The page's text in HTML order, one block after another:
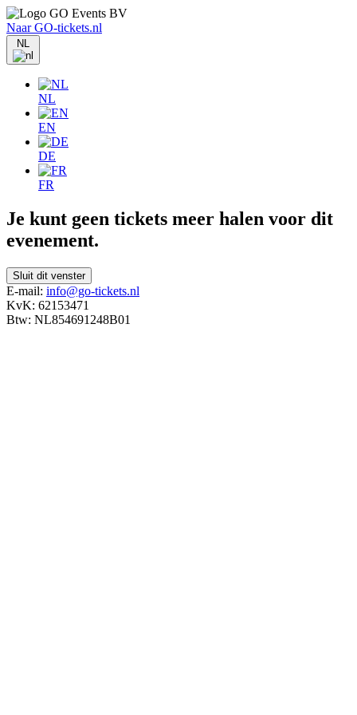
Naar GO-tickets.nl
NL
NL
EN
DE
FR
Je kunt geen tickets meer halen voor dit
evenement.
Sluit dit venster
E-mail: info@go-tickets.nl
KvK: 62153471
Btw: NL854691248B01